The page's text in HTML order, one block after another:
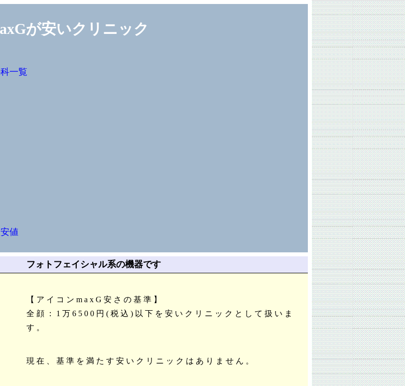
が安いクリニック
一覧
値
フォトフェイシャル系の機器です
【アイコンmaxG安さの基準】
全顔：1万6500円(税込)以下を安いクリニックとして扱いま
す。
現在、基準を満たす安いクリニックはありません。